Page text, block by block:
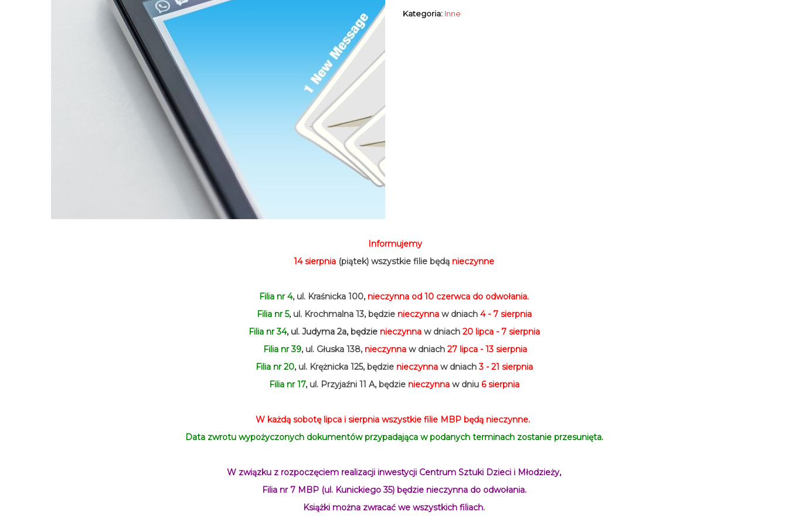
Kategoria: Inne
Informujemy
14 sierpnia (piątek) wszystkie filie będą nieczynne
Filia nr 4, ul. Kraśnicka 100, nieczynna od 10 czerwca do odwołania.
Filia nr 5, ul. Krochmalna 13, będzie nieczynnaw dniach 4 - 7 sierpnia
Filia nr 34, ul. Judyma 2a, będzie nieczynnaw dniach 20 lipca - 7 sierpnia
Filia nr 39, ul. Głuska 138, nieczynna w dniach 27 lipca - 13 sierpnia
Filia nr 20, ul. Krężnicka 125, będzie nieczynnaw dniach3 - 21 sierpnia
Filia nr 17, ul. Przyjaźni 11 A, będzie nieczynnaw dniu 6 sierpnia
W każdą sobotę lipca i sierpnia wszystkie filie MBP będą nieczynne.
Data zwrotu wypożyczonych dokumentów przypadająca w podanych terminach zostanie przesunięta.
W związku z rozpoczęciem realizacji inwestycji Centrum Sztuki Dzieci i Młodzieży,
Filia nr 7 MBP (ul. Kunickiego 35) będzie nieczynna do odwołania.
Książki można zwracać we wszystkich filiach.